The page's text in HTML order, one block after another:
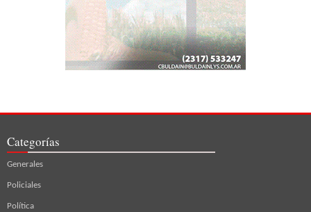
Categorías
Generales
Policiales
Política